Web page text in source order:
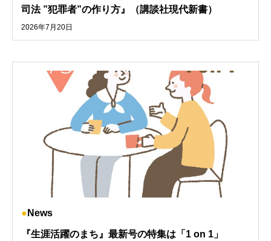
司法 ”犯罪者”の作り方』（講談社現代新書）
2026年7月20日
News
『生涯活躍のまち』最新号の特集は「1 on 1」